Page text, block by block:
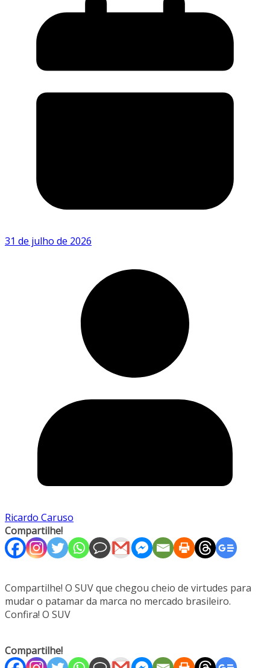
31 de julho de 2026
Ricardo Caruso
Compartilhe!
Compartilhe! O SUV que chegou cheio de virtudes para
mudar o patamar da marca no mercado brasileiro.
Confira! O SUV
Compartilhe!